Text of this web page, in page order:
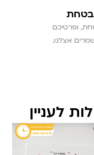
ופרטיכם
אצלנו.
לעניין
המחיר
המחיר